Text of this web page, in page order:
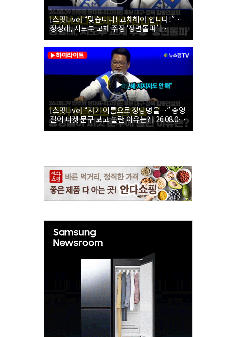
[스팟Live] “맞습니다! 교체해야 합니다!”…
정청래, 지도부 교체 주장 ‘정면돌파’ |
26.08.09 더불어민주당 당대표·최고위원 후
보 대구·경북 합동연설회
[스팟Live] “자기 이름으로 정당명을…” 송영
길이 피켓 문구 보고 놀란 이유는? | 26.08.09
더불어민주당 당대표·최고위원 후보 대구·경